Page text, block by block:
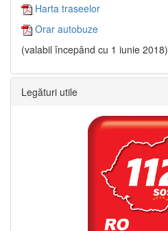
Harta traseelor
Orar autobuze
(valabil începând cu 1 iunie 2018)
Legături utile